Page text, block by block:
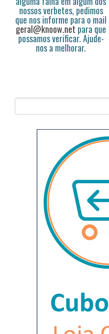
nossos verbetes, pedimos
que nos informe para o mail
geral@knoow.net para que
possamos verificar. Ajude-
nos a melhorar.